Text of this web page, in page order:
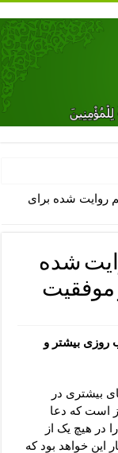
شوهر
بخش
اظهر الجمیل برای
مستجاب الدعوه
خوابی کودکان
و برکت مال
زخم ماشاالله
قلب و رفع اضطراب
حضرت سلیمان
روایت شده برای
شده
موفقیت
روزی بیشتر و
بیشتری در
است که دعا
در هیچ یک از
این خواهد بود که